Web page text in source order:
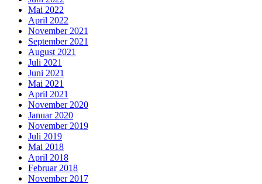
Mai 2022
April 2022
November 2021
September 2021
August 2021
Juli 2021
Juni 2021
Mai 2021
April 2021
November 2020
Januar 2020
November 2019
Juli 2019
Mai 2018
April 2018
Februar 2018
November 2017